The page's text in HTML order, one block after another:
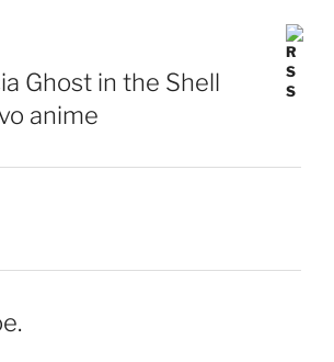
Ghost in the Shell
anime